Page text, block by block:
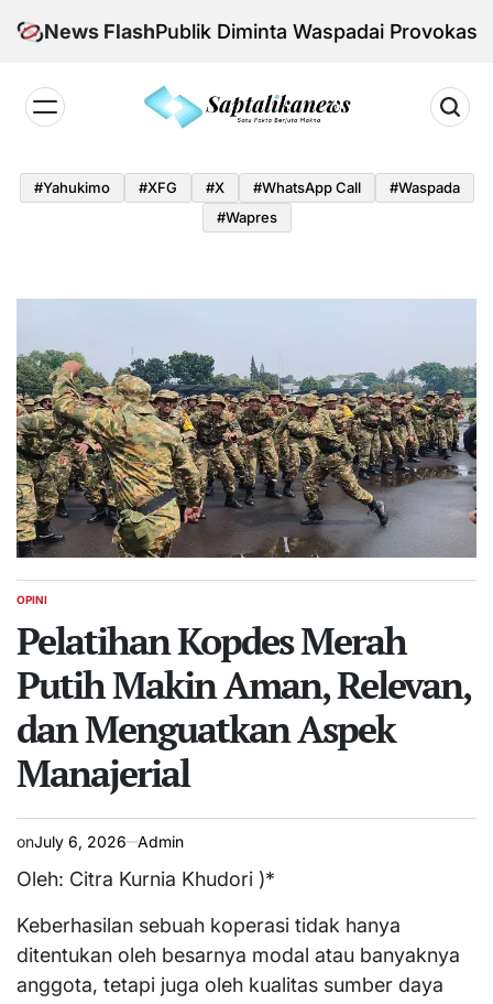
News Flash
Aman, Publik Diminta Waspadai Provokasi Jelang
#yahukimo #XFG #x #WhatsApp Call
#waspada
#Wapres
POSTED
OPINI
Pelatihan Kopdes Merah
Putih Makin Aman, Relevan,
dan Menguatkan Aspek
Manajerial
onJuly 6, 2026 Admin
Oleh: Citra Kurnia Khudori )*
Keberhasilan sebuah koperasi tidak hanya
ditentukan oleh besarnya modal atau banyaknya
anggota, tetapi juga oleh kualitas sumber daya